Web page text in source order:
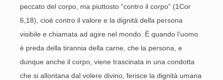
peccato del corpo, ma piuttosto “contro il corpo” (1Cor
6,18), cioè contro il valore e la dignità della persona
visibile e chiamata ad agire nel mondo. È quando l’uomo
è preda della tirannia della carne, che la persona, e
dunque anche il corpo, viene trascinata in una condotta
che si allontana dal volere divino, ferisce la dignità umana